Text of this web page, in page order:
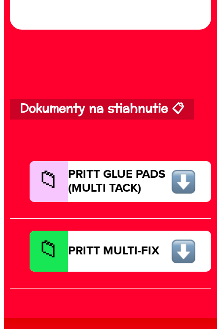
Dokumenty na stiahnutie 📋
PRITT GLUE PADS
(MULTI TACK)
PRITT MULTI-FIX